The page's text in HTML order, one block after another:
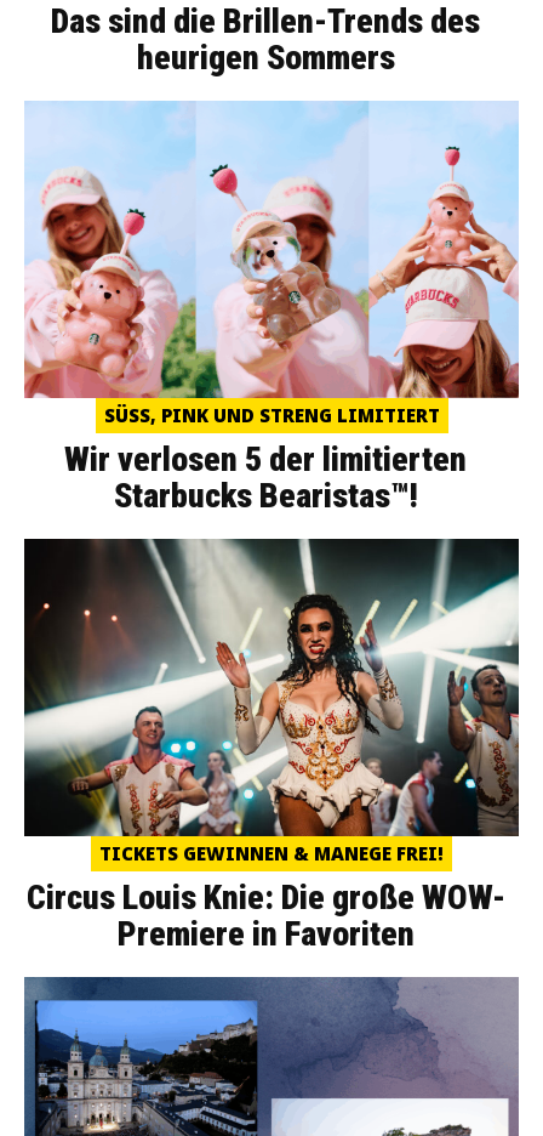
Das sind die Brillen-Trends des
heurigen Sommers
SÜSS, PINK UND STRENG LIMITIERT
Wir verlosen 5 der limitierten
Starbucks Bearistas™!
TICKETS GEWINNEN & MANEGE FREI!
Circus Louis Knie: Die große WOW-
Premiere in Favoriten